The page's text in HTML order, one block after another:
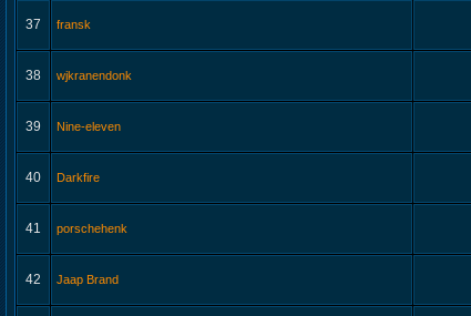
37 fransk
38 wjkranendonk
39 Nine-eleven
40 Darkfire
41 porschehenk
42 Jaap Brand